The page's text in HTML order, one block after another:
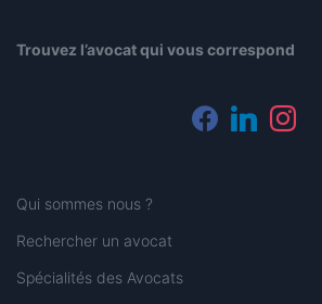
Trouvez l’avocat qui vous correspond
facebooklinkedininstagram
Qui sommes nous ?
Rechercher un avocat
Spécialités des Avocats